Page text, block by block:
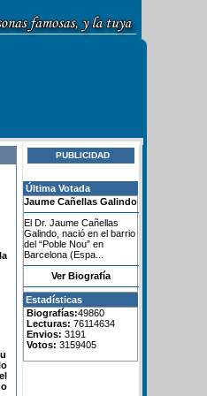
PUBLICIDAD
Última Votada
Jaume Cañellas Galindo
El Dr. Jaume Cañellas
Galindo, nació en el barrio
del “Poble Nou” en
Barcelona (Espa...
Ver Biografía
Estadísticas
Biografías:49860
Lecturas: 76114634
Envios: 3191
Votos: 3159405